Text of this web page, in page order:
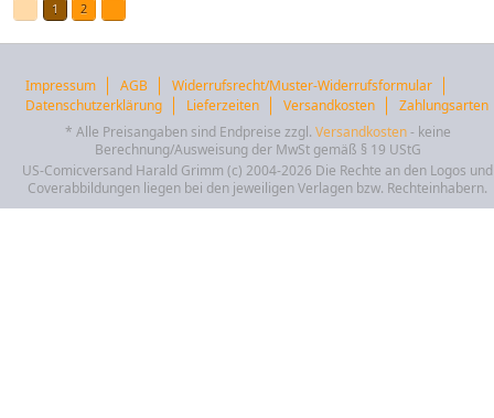
1 2
Impressum AGB
Widerrufsrecht/Muster-Widerrufsformular
Datenschutzerklärung
Lieferzeiten Versandkosten
Zahlungsarten
* Alle Preisangaben sind Endpreise zzgl. Versandkosten- keine
Berechnung/Ausweisung der MwSt gemäß § 19 UStG
US-Comicversand Harald Grimm (c) 2004-2026 Die Rechte an den Logos und
Coverabbildungen liegen bei den jeweiligen Verlagen bzw. Rechteinhabern.